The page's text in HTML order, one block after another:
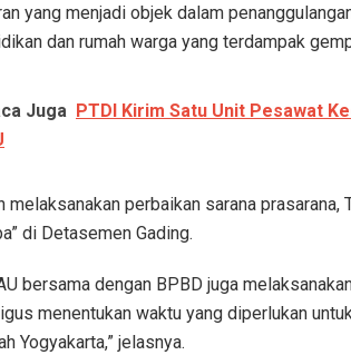
yang menjadi objek dalam
dan rumah warga yang terdampak
Juga PTDI Kirim Satu Unit Pesawat
melaksanakan perbaikan sarana prasarana,
di Detasemen Gading.
bersama dengan BPBD juga
menentukan waktu yang diperlukan
Yogyakarta,” jelasnya.